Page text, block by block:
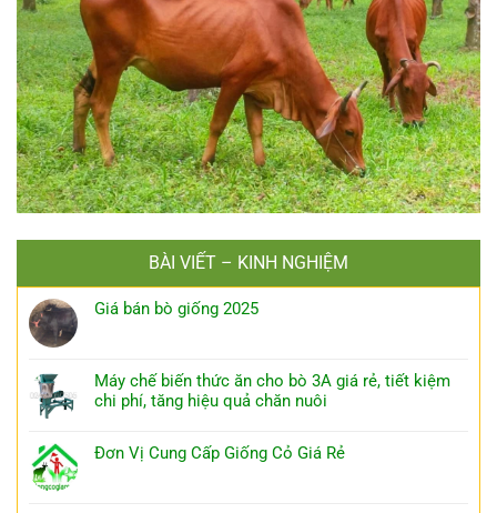
BÀI VIẾT – KINH NGHIỆM
Giá bán bò giống 2025
Máy chế biến thức ăn cho bò 3A giá rẻ, tiết kiệm
chi phí, tăng hiệu quả chăn nuôi
Đơn Vị Cung Cấp Giống Cỏ Giá Rẻ